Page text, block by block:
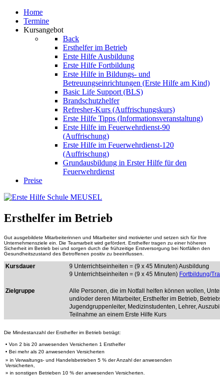
Home
Termine
Kursangebot
Back
Ersthelfer im Betrieb
Erste Hilfe Ausbildung
Erste Hilfe Fortbildung
Erste Hilfe in Bildungs- und
Betreuungseinrichtungen (Erste Hilfe am Kind)
Basic Life Support (BLS)
Brandschutzhelfer
Refresher-Kurs (Auffrischungskurs)
Erste Hilfe Tipps (Informationsveranstaltung)
Erste Hilfe im Feuerwehrdienst-90
(Auffrischung)
Erste Hilfe im Feuerwehrdienst-120
(Auffrischung)
Grundausbildung in Erster Hilfe für den
Feuerwehrdienst
Preise
Ersthelfer im Betrieb
Gut ausgebildete Mitarbeiterinnen und Mitarbeiter sind motivierter und setzen sich für Ihre
Unternehmensziele ein. Die Teamarbeit wird gefördert. Ersthelfer tragen zu einer höheren
Sicherheit im Betrieb bei und sorgen durch die frühzeitige Erstversorgung bei Notfällen den
Gesundheitszustand des Betroffenen positiv zu beeinflussen.
Kursdauer 9 Unterrichtseinheiten = (9 x 45 Minuten) Ausbildung
9 Unterrichtseinheiten = (9 x 45 Minuten) Fortbildung/
Zielgruppe
Alle Personen, die im Notfall helfen können wollen,
und/oder deren Mitarbeiter, Ersthelfer im Betrieb,
Jugendgruppenleiter, Medizinstudenten, Lehrer,
Teilnahme an einem Erste Hilfe Kurs
Die Mindestanzahl der Ersthelfer im Betrieb beträgt:
• Von 2 bis 20 anwesenden Versicherten 1 Ersthelfer
• Bei mehr als 20 anwesenden Versicherten
» in Verwaltungs- und Handelsbetrieben 5 % der Anzahl der anwesenden
Versicherten,
» in sonstigen Betrieben 10 % der anwesenden Versicherten.